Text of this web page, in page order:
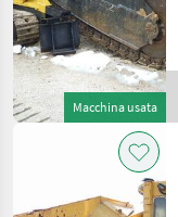
Macchina usata